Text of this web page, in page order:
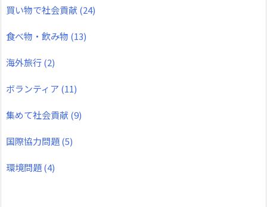
買い物で社会貢献 (24)
食べ物・飲み物 (13)
海外旅行(2)
ボランティア (11)
集めて社会貢献 (9)
国際協力問題(5)
環境問題(4)